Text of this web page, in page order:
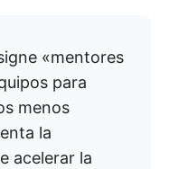
«mentores
para
menos
la
acelerar la